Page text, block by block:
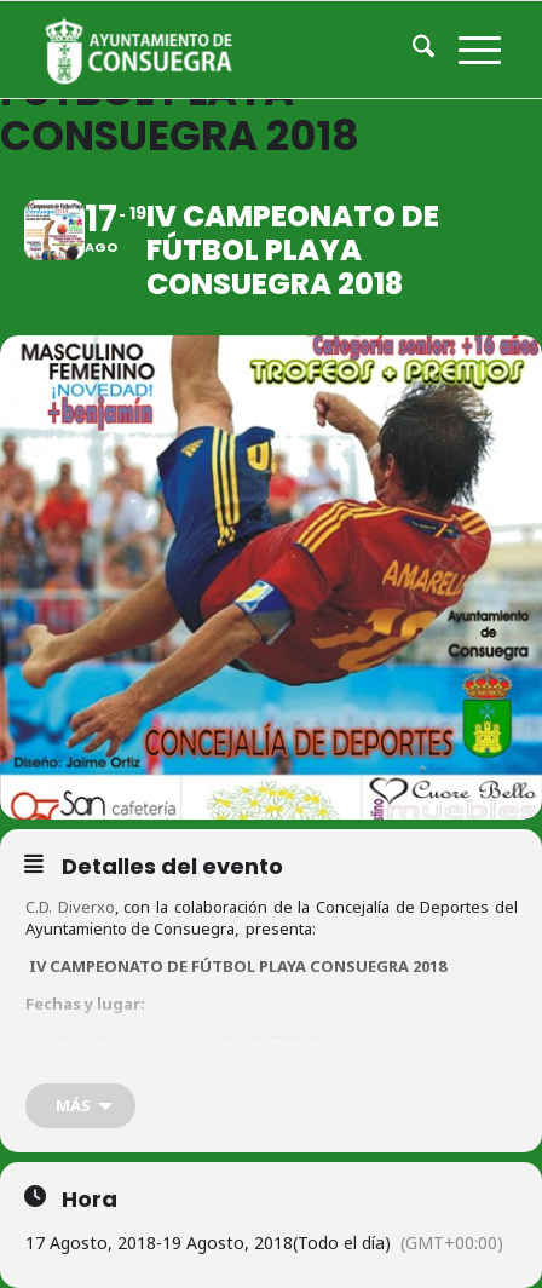
IV CAMPEONATO DE
FÚTBOL PLAYA
CONSUEGRA 2018
17
AGO
19IV CAMPEONATO DE
FÚTBOL PLAYA
CONSUEGRA 2018
Detalles del evento
C.D. Diverxo, con la colaboración de la Concejalía de Deportes del
Ayuntamiento de Consuegra, presenta:
IV CAMPEONATO DE FÚTBOL PLAYA CONSUEGRA 2018
Fechas y lugar:
Categorías Masculino y Femenino
(*) Posibilidad de equipos mixtos si así se requiere.
Senior a partir de 16 años
MÁS
Hora
17 Agosto, 2018-19 Agosto, 2018(Todo el día) (GMT+00:00)